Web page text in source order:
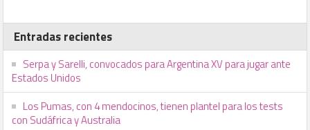
Entradas recientes
Serpa y Sarelli, convocados para Argentina XV para jugar ante
Estados Unidos
Los Pumas, con 4 mendocinos, tienen plantel para los tests
con Sudáfrica y Australia